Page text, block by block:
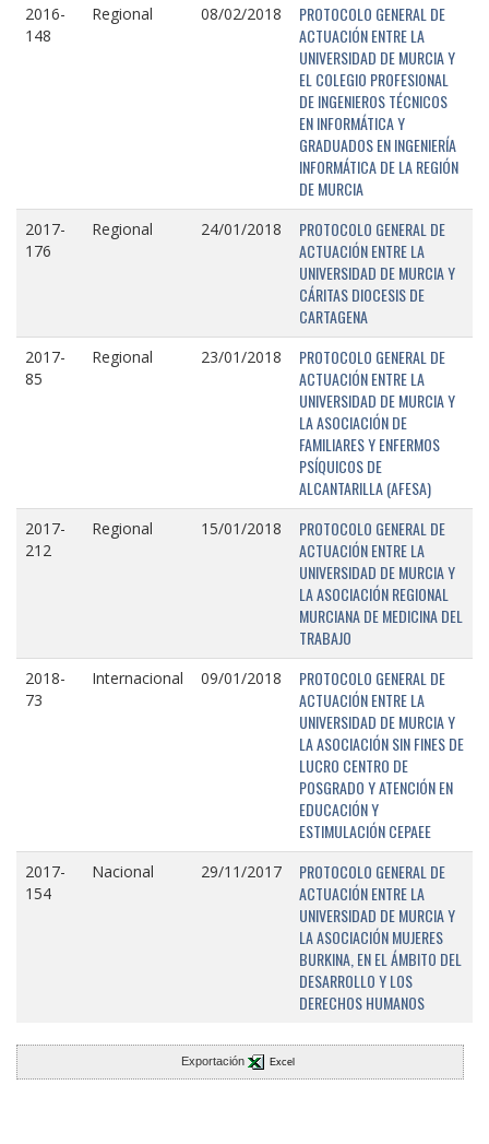
2016-
148
Regional 08/02/2018
PROTOCOLO GENERAL DE
ACTUACIÓN ENTRE LA
UNIVERSIDAD DE MURCIA Y
EL COLEGIO PROFESIONAL
DE INGENIEROS TÉCNICOS
EN INFORMÁTICA Y
GRADUADOS EN INGENIERÍA
INFORMÁTICA DE LA REGIÓN
DE MURCIA
2017-
176
Regional 24/01/2018
PROTOCOLO GENERAL DE
ACTUACIÓN ENTRE LA
UNIVERSIDAD DE MURCIA Y
CÁRITAS DIOCESIS DE
CARTAGENA
2017-
85
Regional 23/01/2018
PROTOCOLO GENERAL DE
ACTUACIÓN ENTRE LA
UNIVERSIDAD DE MURCIA Y
LA ASOCIACIÓN DE
FAMILIARES Y ENFERMOS
PSÍQUICOS DE
ALCANTARILLA (AFESA)
2017-
212
Regional 15/01/2018
PROTOCOLO GENERAL DE
ACTUACIÓN ENTRE LA
UNIVERSIDAD DE MURCIA Y
LA ASOCIACIÓN REGIONAL
MURCIANA DE MEDICINA DEL
TRABAJO
2018-
73
Internacional 09/01/2018
PROTOCOLO GENERAL DE
ACTUACIÓN ENTRE LA
UNIVERSIDAD DE MURCIA Y
LA ASOCIACIÓN SIN FINES DE
LUCRO CENTRO DE
POSGRADO Y ATENCIÓN EN
EDUCACIÓN Y
ESTIMULACIÓN CEPAEE
2017-
154
Nacional 29/11/2017
PROTOCOLO GENERAL DE
ACTUACIÓN ENTRE LA
UNIVERSIDAD DE MURCIA Y
LA ASOCIACIÓN MUJERES
BURKINA, EN EL ÁMBITO DEL
DESARROLLO Y LOS
DERECHOS HUMANOS
Exportación Excel